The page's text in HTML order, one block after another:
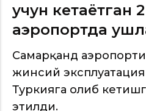
учун кетаётган
аэропортда
Самарқанд
жинсий
Туркияга олиб
этилди.